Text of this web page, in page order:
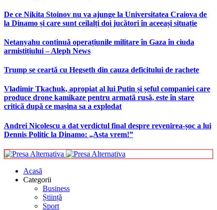
De ce Nikita Stoinov nu va ajunge la Universitatea Craiova de
la Dinamo și care sunt ceilalți doi jucători în aceeași situație
Netanyahu continuă operațiunile militare în Gaza în ciuda
armistițiului – Aleph News
Trump se ceartă cu Hegseth din cauza deficitului de rachete
Vladimir Tkachuk, apropiat al lui Putin și șeful companiei care
produce drone kamikaze pentru armată rusă, este în stare
critică după ce mașina sa a explodat
Andrei Nicolescu a dat verdictul final despre revenirea-șoc a lui
Dennis Politic la Dinamo: „Asta vrem!”
Acasă
Categorii
Business
Știință
Sport